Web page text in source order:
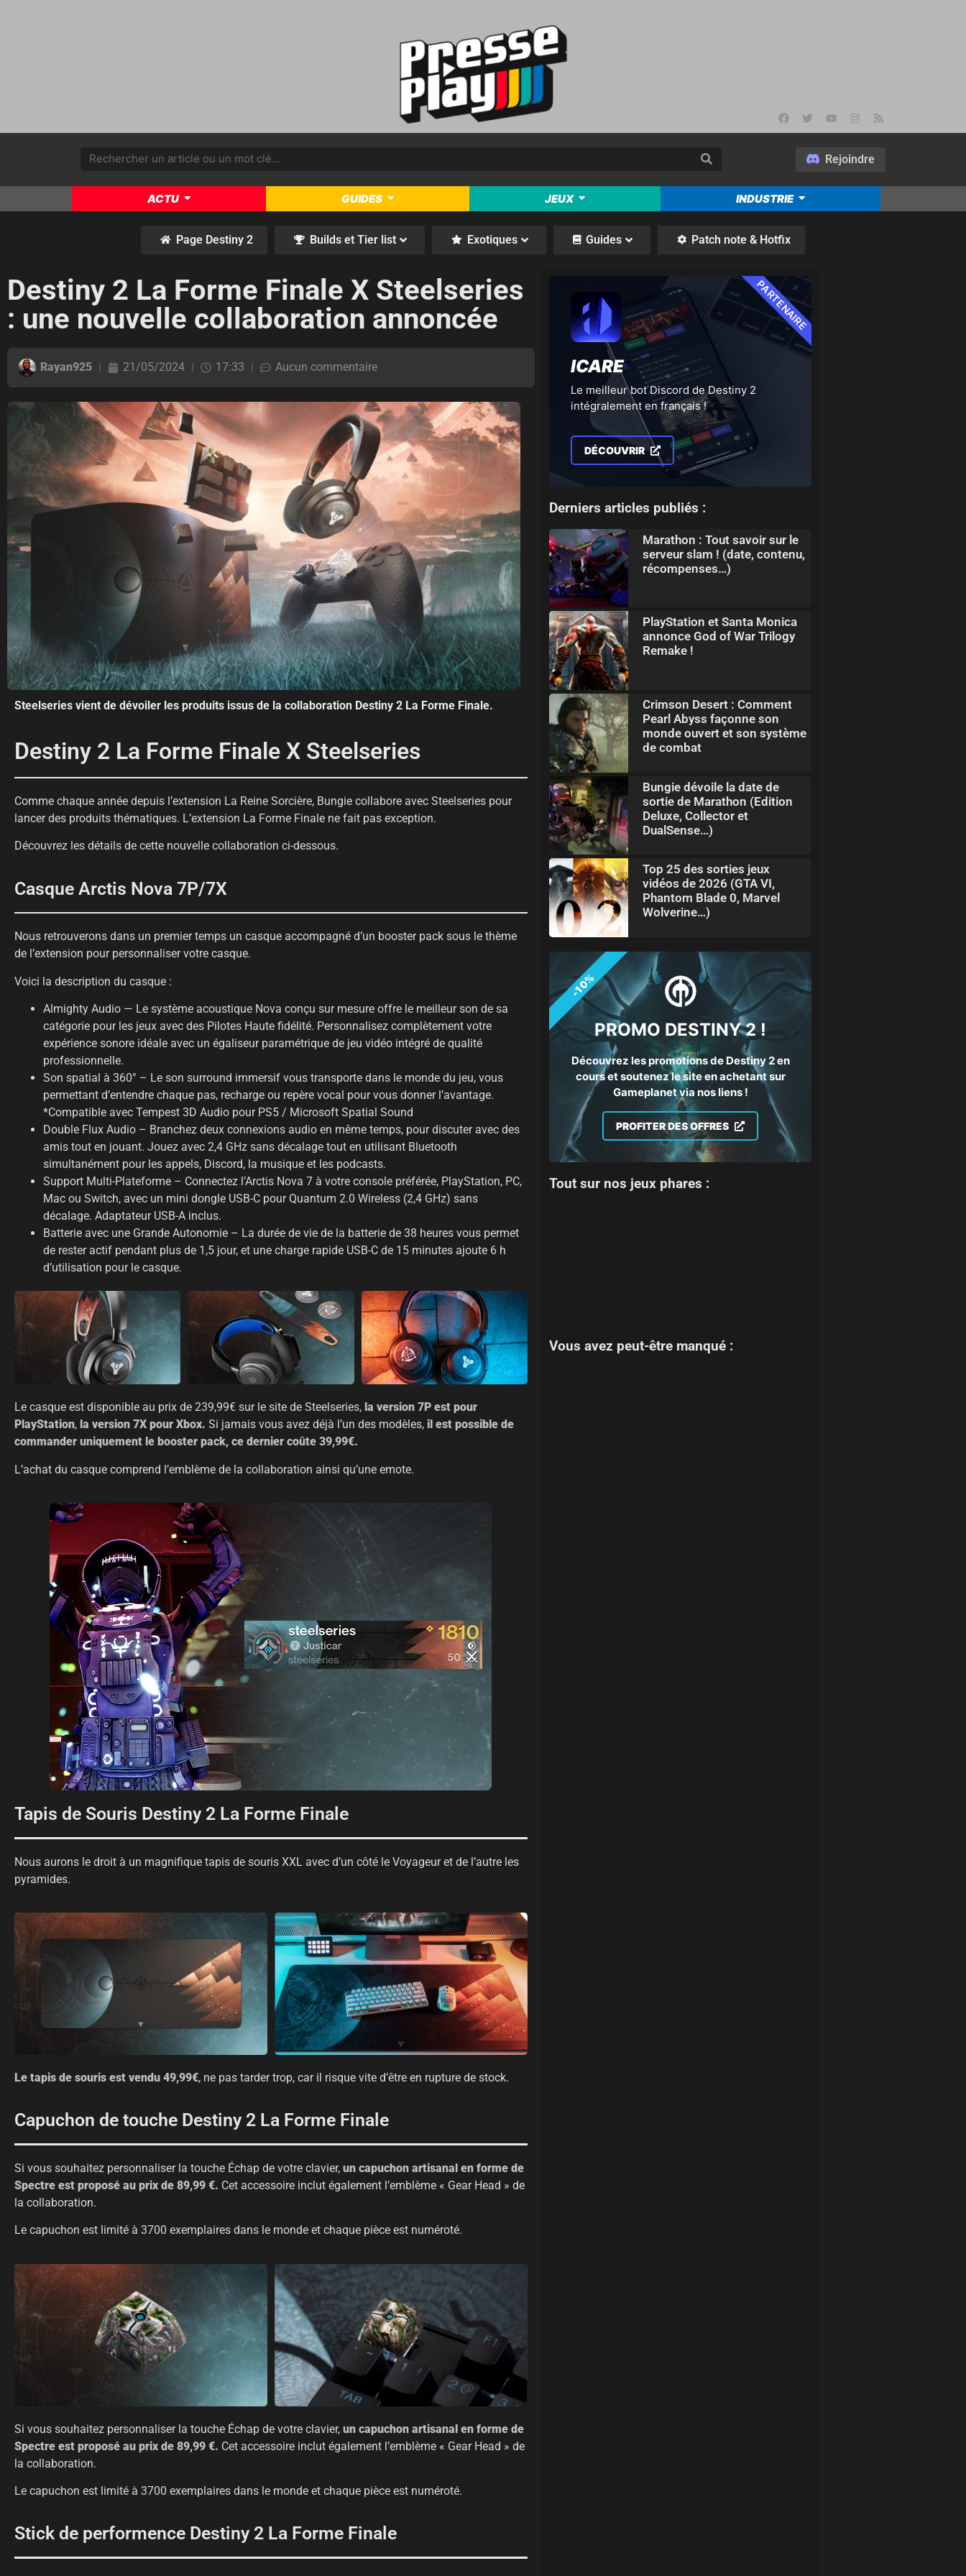
Rejoindre
ACTU GUIDES JEUX INDUSTRIE
Page Destiny 2 Builds et Tier list Exotiques Guides Patch note & Hotfix
Destiny 2 La Forme Finale X Steelseries
: une nouvelle collaboration annoncée
Rayan925 21/05/2024 17:33 Aucun commentaire
Steelseries vient de dévoiler les produits issus de la collaboration Destiny 2 La Forme Finale.
Destiny 2 La Forme Finale X Steelseries
Comme chaque année depuis l’extension La Reine Sorcière, Bungie collabore avec Steelseries pour
lancer des produits thématiques. L’extension La Forme Finale ne fait pas exception.
Découvrez les détails de cette nouvelle collaboration ci-dessous.
Casque Arctis Nova 7P/7X
Nous retrouverons dans un premier temps un casque accompagné d’un booster pack sous le thème
de l’extension pour personnaliser votre casque.
Voici la description du casque :
Almighty Audio — Le système acoustique Nova conçu sur mesure offre le meilleur son de sa
catégorie pour les jeux avec des Pilotes Haute fidélité. Personnalisez complètement votre
expérience sonore idéale avec un égaliseur paramétrique de jeu vidéo intégré de qualité
professionnelle.
Son spatial à 360° – Le son surround immersif vous transporte dans le monde du jeu, vous
permettant d’entendre chaque pas, recharge ou repère vocal pour vous donner l’avantage.
*Compatible avec Tempest 3D Audio pour PS5 / Microsoft Spatial Sound
Double Flux Audio – Branchez deux connexions audio en même temps, pour discuter avec des
amis tout en jouant. Jouez avec 2,4 GHz sans décalage tout en utilisant Bluetooth
simultanément pour les appels, Discord, la musique et les podcasts.
Support Multi-Plateforme – Connectez l’Arctis Nova 7 à votre console préférée, PlayStation, PC,
Mac ou Switch, avec un mini dongle USB-C pour Quantum 2.0 Wireless (2,4 GHz) sans
décalage. Adaptateur USB-A inclus.
Batterie avec une Grande Autonomie – La durée de vie de la batterie de 38 heures vous permet
de rester actif pendant plus de 1,5 jour, et une charge rapide USB-C de 15 minutes ajoute 6 h
d’utilisation pour le casque.
Le casque est disponible au prix de 239,99€ sur le site de Steelseries, la version 7P est pour
PlayStation, la version 7X pour Xbox. Si jamais vous avez déjà l’un des modèles, il est possible de
commander uniquement le booster pack, ce dernier coûte 39,99€.
L’achat du casque comprend l’emblème de la collaboration ainsi qu’une emote.
Tapis de Souris Destiny 2 La Forme Finale
Nous aurons le droit à un magnifique tapis de souris XXL avec d’un côté le Voyageur et de l’autre les
pyramides.
Le tapis de souris est vendu 49,99€, ne pas tarder trop, car il risque vite d’être en rupture de stock.
Capuchon de touche Destiny 2 La Forme Finale
Si vous souhaitez personnaliser la touche Échap de votre clavier, un capuchon artisanal en forme de
Spectre est proposé au prix de 89,99 €. Cet accessoire inclut également l’emblème « Gear Head » de
la collaboration.
Le capuchon est limité à 3700 exemplaires dans le monde et chaque pièce est numéroté.
Si vous souhaitez personnaliser la touche Échap de votre clavier, un capuchon artisanal en forme de
Spectre est proposé au prix de 89,99 €. Cet accessoire inclut également l’emblème « Gear Head » de
la collaboration.
Le capuchon est limité à 3700 exemplaires dans le monde et chaque pièce est numéroté.
Stick de performence Destiny 2 La Forme Finale
ICARE
Le meilleur bot Discord de Destiny 2
intégralement en français !
DÉCOUVRIR
PARTENAIRE
Derniers articles publiés :
Marathon : Tout savoir sur le
serveur slam ! (date, contenu,
récompenses…)
PlayStation et Santa Monica
annonce God of War Trilogy
Remake !
Crimson Desert : Comment
Pearl Abyss façonne son
monde ouvert et son système
de combat
Bungie dévoile la date de
sortie de Marathon (Edition
Deluxe, Collector et
DualSense…)
Top 25 des sorties jeux
vidéos de 2026 (GTA VI,
Phantom Blade 0, Marvel
Wolverine…)
PROMO DESTINY 2 !
Découvrez les promotions de Destiny 2 en
cours et soutenez le site en achetant sur
Gameplanet via nos liens !
PROFITER DES OFFRES
-10%
Tout sur nos jeux phares :
Vous avez peut-être manqué :